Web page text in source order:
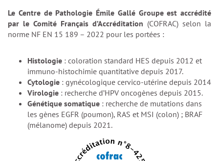
Le Centre de Pathologie Émile Gallé Groupe est accrédité
par le Comité Français d’Accréditation (COFRAC) selon la
norme NF EN 15 189 – 2022 pour les portées :
Histologie : coloration standard HES depuis 2012 et
immuno-histochimie quantitative depuis 2017.
Cytologie : gynécologique cervico-utérine depuis 2014
Virologie : recherche d’HPV oncogènes depuis 2015.
Génétique somatique : recherche de mutations dans
les gènes EGFR (poumon), RAS et MSI (colon) ; BRAF
(mélanome) depuis 2021.